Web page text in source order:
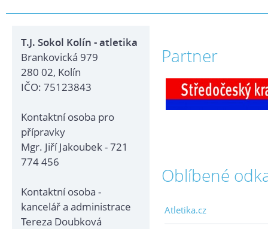
T.J. Sokol Kolín - atletika
Brankovická 979
280 02, Kolín
IČO: 75123843
Kontaktní osoba pro
přípravky
Mgr. Jiří Jakoubek - 721
774 456
Kontaktní osoba -
kancelář a administrace
Tereza Doubková
Partner
Oblíbené
Atletika.cz